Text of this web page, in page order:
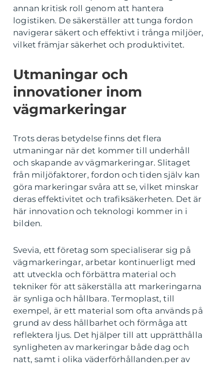
annan kritisk roll genom att hantera
logistiken. De säkerställer att tunga fordon
navigerar säkert och effektivt i trånga miljöer,
vilket främjar säkerhet och produktivitet.
Utmaningar och
innovationer inom
vägmarkeringar
Trots deras betydelse finns det flera
utmaningar när det kommer till underhåll
och skapande av vägmarkeringar. Slitaget
från miljöfaktorer, fordon och tiden själv kan
göra markeringar svåra att se, vilket minskar
deras effektivitet och trafiksäkerheten. Det är
här innovation och teknologi kommer in i
bilden.
Svevia, ett företag som specialiserar sig på
vägmarkeringar, arbetar kontinuerligt med
att utveckla och förbättra material och
tekniker för att säkerställa att markeringarna
är synliga och hållbara. Termoplast, till
exempel, är ett material som ofta används på
grund av dess hållbarhet och förmåga att
reflektera ljus. Det hjälper till att upprätthålla
synligheten av markeringar både dag och
natt, samt i olika väderförhållanden.per av